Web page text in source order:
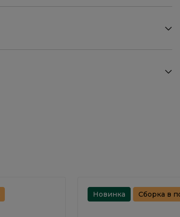
Новинка Сборка в